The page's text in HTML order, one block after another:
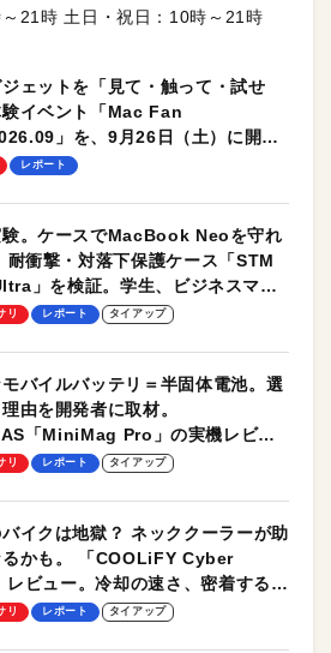
21時 土日・祝日：10時～21時
ェットを「見て・触って・試せ
験イベント「Mac Fan
」を、9月26日（土）に開催
レポート
験。ケースでMacBook Neoを守れ
耐衝撃・対落下保護ケース「STM
」を検証。学生、ビジネスマン
ルユースに最適！
リ レポート タイアップ
バイルバッテリ＝半固体電池。選
由を開発者に取材。
「MiniMag Pro」の実機レビュ
リ レポート タイアップ
イクは地獄？ ネッククーラーが助
るかも。 「COOLiFY Cyber
ビュー。冷却の速さ、密着する冷
ト、シンプルな操作性がグッド！
リ レポート タイアップ